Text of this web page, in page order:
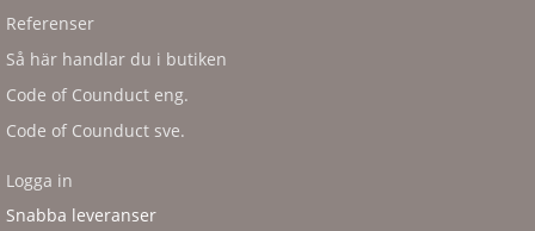
Referenser
Så här handlar du i butiken
Code of Counduct eng.
Code of Counduct sve.
Logga in
Snabba leveranser